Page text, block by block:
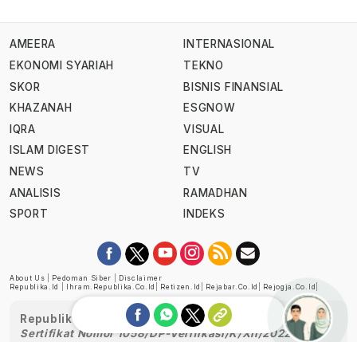
AMEERA
EKONOMI SYARIAH
SKOR
KHAZANAH
IQRA
ISLAM DIGEST
NEWS
ANALISIS
SPORT
INTERNASIONAL
TEKNO
BISNIS FINANSIAL
ESGNOW
VISUAL
ENGLISH
TV
RAMADHAN
INDEKS
About Us Pedoman Siber
Disclaimer
Republika.id
Ihram.republika.co.id Retizen.id Rejabar.co.id Rejogja.co.id
Republika telah diverifikasi oleh Dewan Pers
Sertifikat Nomor 1058/DP-Verifikasi/K/XII/2022